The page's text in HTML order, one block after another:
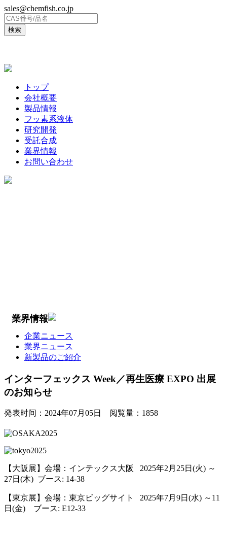
sales@chemfish.co.jp
トップ
会社概要
製品情報
フッ素系液体
研究開発
受託合成
業界情報
お問い合わせ
業界情報
企業ニュース
業界ニュース
新製品のご紹介
インターフェックス Week／再生医療 EXPO 出展
のお知らせ
発表时间： 2024年07月05日 阅覧量： 1858
【大阪展】会場：インテックス大阪 2025年2月25日(火) ～
27日(木) ブース: 14-38
【東京展】会場：東京ビッグサイト 2025年7月9日(水) ～11
日(金) ブース: E12-33